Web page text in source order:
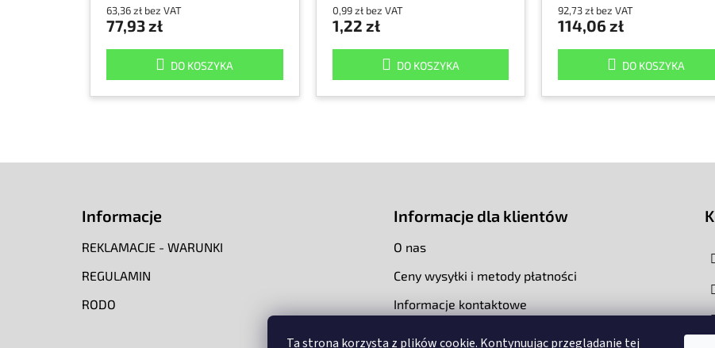
Ta strona korzysta z plików cookie. Kontynuując przeglądanie tej
63,36 zł bez VAT
77,93 zł
DO KOSZYKA
0,99 zł bez VAT
1,22 zł
DO KOSZYKA
92,73 zł bez VAT
114,06 zł
DO KOSZYKA
Informacje
REKLAMACJE - WARUNKI
REGULAMIN
RODO
Informacje dla klientów
O nas
Ceny wysyłki i metody płatności
Informacje kontaktowe